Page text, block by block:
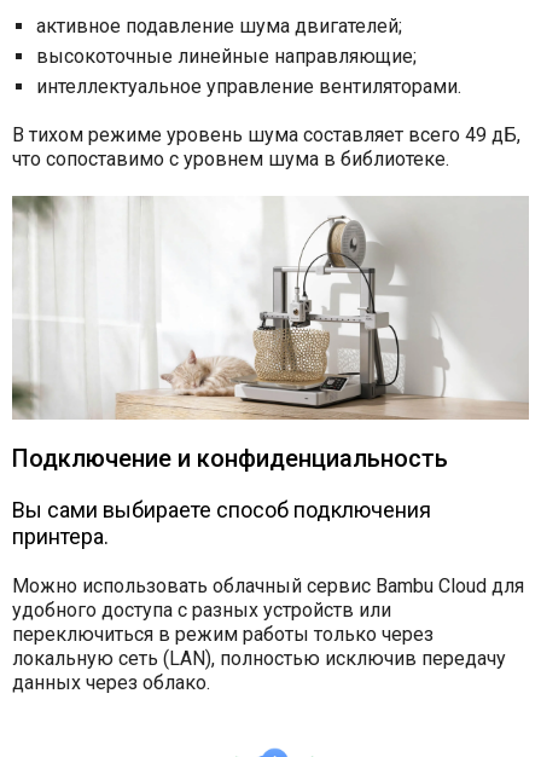
активное подавление шума двигателей;
высокоточные линейные направляющие;
интеллектуальное управление вентиляторами.
В тихом режиме уровень шума составляет всего 49 дБ,
что сопоставимо с уровнем шума в библиотеке.
Подключение и конфиденциальность
Вы сами выбираете способ подключения
принтера.
Можно использовать облачный сервис Bambu Cloud для
удобного доступа с разных устройств или
переключиться в режим работы только через
локальную сеть (LAN), полностью исключив передачу
данных через облако.